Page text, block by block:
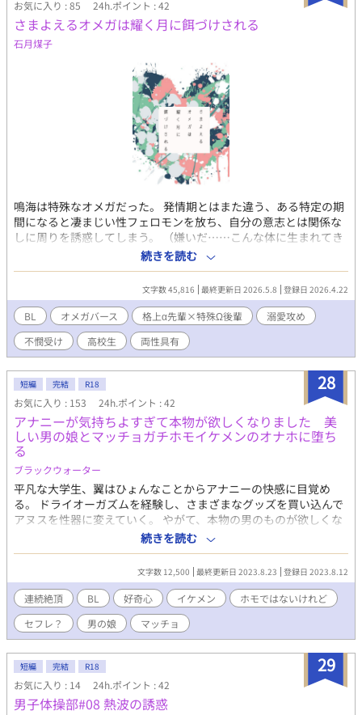
お気に入り : 85 24h.ポイント : 42
さまよえるオメガは耀く月に餌づけされる
石月煤子
鳴海は特殊なオメガだった。 発情期とはまた違う、ある特定の期
間になると凄まじい性フェロモンを放ち、自分の意志とは関係な
しに周りを誘惑してしまう。 （嫌いだ……こんな体に生まれてき
たくなかった……） 異質な体に不安を抱えて生きてきた鳴海は、
進学先の高校で、学園トップのアルファと謳われる戒と出会う。
「怖がらせるつもりはない。鳴海に興味がある。それだけだ」 最
初はその格上オーラに気圧されていたが、友人や家族を大切にす
る、何故だかお菓子やパンを会う度にくれる上級生に戸惑いなが
らも打ち解けていく……。 ▲表紙は素材をお借りしています／あ
ぐりりんこ様(pixiv:ID 1460801)▲
続きを読む
文字数 45,816 最終更新日 2026.5.8 登録日 2026.4.22
BL オメガバース 格上α先輩×特殊Ω後輩
溺愛攻め
不憫受け
高校生 両性具有
28
短編 完結 R18
お気に入り : 153 24h.ポイント : 42
アナニーが気持ちよすぎて本物が欲しくなりました 美
しい男の娘とマッチョガチホモイケメンのオナホに堕ち
る
ブラックウォーター
平凡な大学生、翼はひょんなことからアナニーの快感に目覚め
る。 ドライオーガズムを経験し、さまざまなグッズを買い込んで
アヌスを性器に変えていく。 やがて、本物の男のものが欲しくな
った翼は男の娘である友人圭に相談を持ちかける。 「試してみ
る？」誘惑に抗えず受け入れる。男のものを挿入される快感は、
アナニーの比ではない。やがて、学園でも人気のマッチョイケメ
ン薫も加わる。 れっきとした彼女がいる身でありながら、青年は
同性のオナホールに堕とされていく。 ※完結です。読んで頂いた
皆様には、心よりお礼申し上げます。
続きを読む
文字数 12,500 最終更新日 2023.8.23 登録日 2023.8.12
連続絶頂 BL 好奇心 イケメン
ホモではないけれど
セフレ？
男の娘 マッチョ
29
短編 完結 R18
お気に入り : 14 24h.ポイント : 42
男子体操部#08 熱波の誘惑